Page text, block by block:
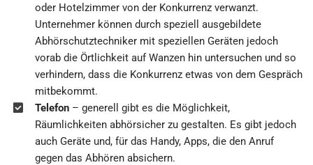
oder Hotelzimmer von der Konkurrenz verwanzt.
Unternehmer können durch speziell ausgebildete
Abhörschutztechniker mit speziellen Geräten jedoch
vorab die Örtlichkeit auf Wanzen hin untersuchen und so
verhindern, dass die Konkurrenz etwas von dem Gespräch
mitbekommt.
Telefon – generell gibt es die Möglichkeit,
Räumlichkeiten abhörsicher zu gestalten. Es gibt jedoch
auch Geräte und, für das Handy, Apps, die den Anruf
gegen das Abhören absichern.